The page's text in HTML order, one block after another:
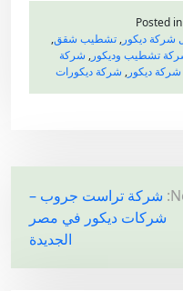
Posted in
شركة ديكور, تشطيب شقق,
تشطيب وديكور, شركة
شركة ديكور, شركة ديكورات
شركة تراست جروب –
شركات ديكور في مصر
الجديدة